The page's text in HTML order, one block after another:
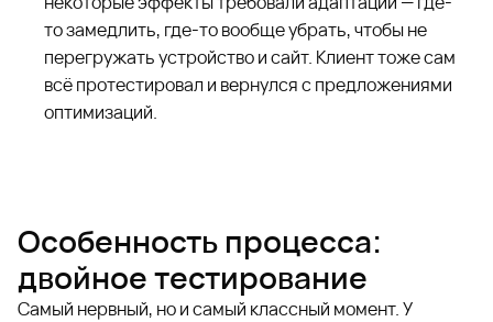
то замедлить, где-то вообще убрать, чтобы не
перегружать устройство и сайт. Клиент тоже сам
всё протестировал и вернулся с предложениями
оптимизаций.
Особенность процесса:
двойное тестирование
Самый нервный, но и самый классный момент. У